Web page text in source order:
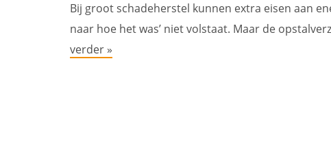
Bij groot schadeherstel kunnen extra eisen aan
naar hoe het was’ niet volstaat. Maar de
verder »